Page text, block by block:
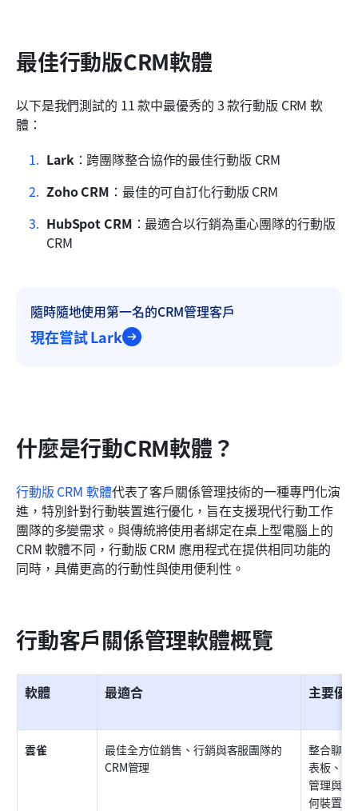
最佳行動版CRM軟體
以下是我們測試的 11 款中最優秀的 3 款行動版 CRM 軟
體：
Lark ：跨團隊整合協作的最佳行動版 CRM
Zoho CRM ：最佳的可自訂化行動版 CRM
HubSpot CRM ：最適合以行銷為重心團隊的行動版
CRM
隨時隨地使用第一名的CRM管理客戶
現在嘗試 Lark
什麼是行動CRM軟體？
行動版 CRM 軟體代表了客戶關係管理技術的一種專門化演
進，特別針對行動裝置進行優化，旨在支援現代行動工作
團隊的多變需求。與傳統將使用者綁定在桌上型電腦上的
CRM 軟體不同，行動版 CRM 應用程式在提供相同功能的
同時，具備更高的行動性與使用便利性。
行動客戶關係管理軟體概覽
軟體 最適合 主要優
雲雀
最佳全方位銷售、行銷與客服團隊的
CRM管理
整合聊天
表板、人
管理與客
何裝置
實施行動客戶關係管理軟體的關鍵考量
結論
常見問題
相關閱讀